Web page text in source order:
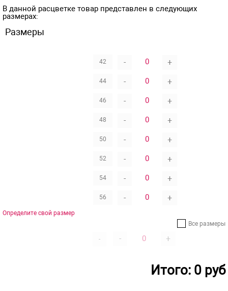
В данной расцветке товар представлен в следующих
размерах:
Размеры
42 - +
44 - +
46 - +
48 - +
50 - +
52 - +
54 - +
56 - +
Определите свой размер
Все размеры
- - +
Итого: 0 руб